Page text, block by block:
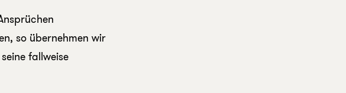
so übernehmen wir
fallweise